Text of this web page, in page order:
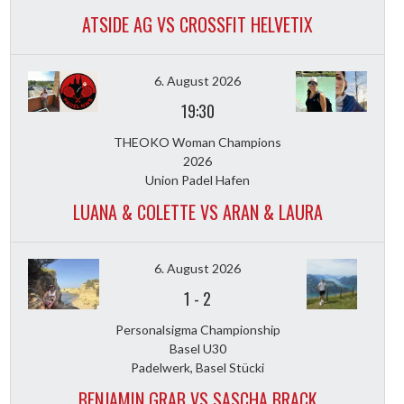
ATSIDE AG VS CROSSFIT HELVETIX
6. August 2026
19:30
THEOKO Woman Champions
2026
Union Padel Hafen
LUANA & COLETTE VS ARAN & LAURA
6. August 2026
1 - 2
Personalsigma Championship
Basel U30
Padelwerk, Basel Stücki